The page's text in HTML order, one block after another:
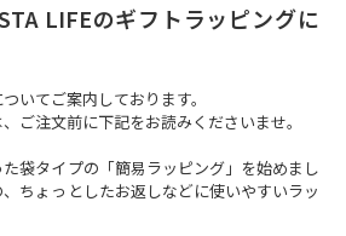
LIFEのギフトラッピングに
いてご案内しております。
ご注文前に下記をお読みくださいませ。
袋タイプの「簡易ラッピング」を始めまし
ちょっとしたお返しなどに使いやすいラッ